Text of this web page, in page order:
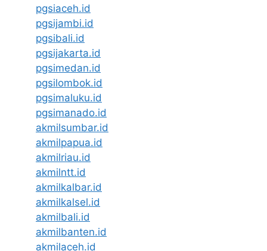
pgsiaceh.id
pgsijambi.id
pgsibali.id
pgsijakarta.id
pgsimedan.id
pgsilombok.id
pgsimaluku.id
pgsimanado.id
akmilsumbar.id
akmilpapua.id
akmilriau.id
akmilntt.id
akmilkalbar.id
akmilkalsel.id
akmilbali.id
akmilbanten.id
akmilaceh.id